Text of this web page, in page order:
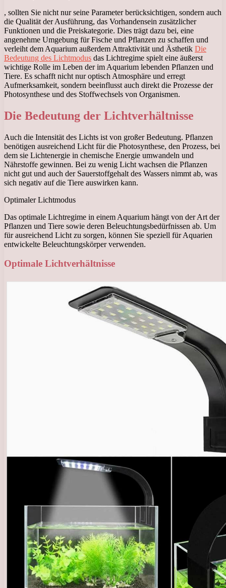
, sollten Sie nicht nur seine Parameter berücksichtigen, sondern auch
die Qualität der Ausführung, das Vorhandensein zusätzlicher
Funktionen und die Preiskategorie. Dies trägt dazu bei, eine
angenehme Umgebung für Fische und Pflanzen zu schaffen und
verleiht dem Aquarium außerdem Attraktivität und Ästhetik Die
Bedeutung des Lichtmodus das Lichtregime spielt eine äußerst
wichtige Rolle im Leben der im Aquarium lebenden Pflanzen und
Tiere. Es schafft nicht nur optisch Atmosphäre und erregt
Aufmerksamkeit, sondern beeinflusst auch direkt die Prozesse der
Photosynthese und des Stoffwechsels von Organismen.
Die Bedeutung der Lichtverhältnisse
Auch die Intensität des Lichts ist von großer Bedeutung. Pflanzen
benötigen ausreichend Licht für die Photosynthese, den Prozess, bei
dem sie Lichtenergie in chemische Energie umwandeln und
Nährstoffe gewinnen. Bei zu wenig Licht wachsen die Pflanzen
nicht gut und auch der Sauerstoffgehalt des Wassers nimmt ab, was
sich negativ auf die Tiere auswirken kann.
Optimaler Lichtmodus
Das optimale Lichtregime in einem Aquarium hängt von der Art der
Pflanzen und Tiere sowie deren Beleuchtungsbedürfnissen ab. Um
für ausreichend Licht zu sorgen, können Sie speziell für Aquarien
entwickelte Beleuchtungskörper verwenden.
Optimale Lichtverhältnisse